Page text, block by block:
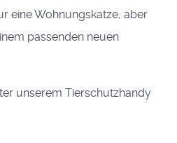
eine Wohnungskatze, aber
passenden neuen
unserem Tierschutzhandy